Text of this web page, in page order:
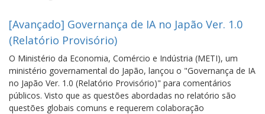
[Avançado] Governança de IA no Japão Ver. 1.0
(Relatório Provisório)
O Ministério da Economia, Comércio e Indústria (METI), um
ministério governamental do Japão, lançou o "Governança de IA
no Japão Ver. 1.0 (Relatório Provisório)" para comentários
públicos. Visto que as questões abordadas no relatório são
questões globais comuns e requerem colaboração